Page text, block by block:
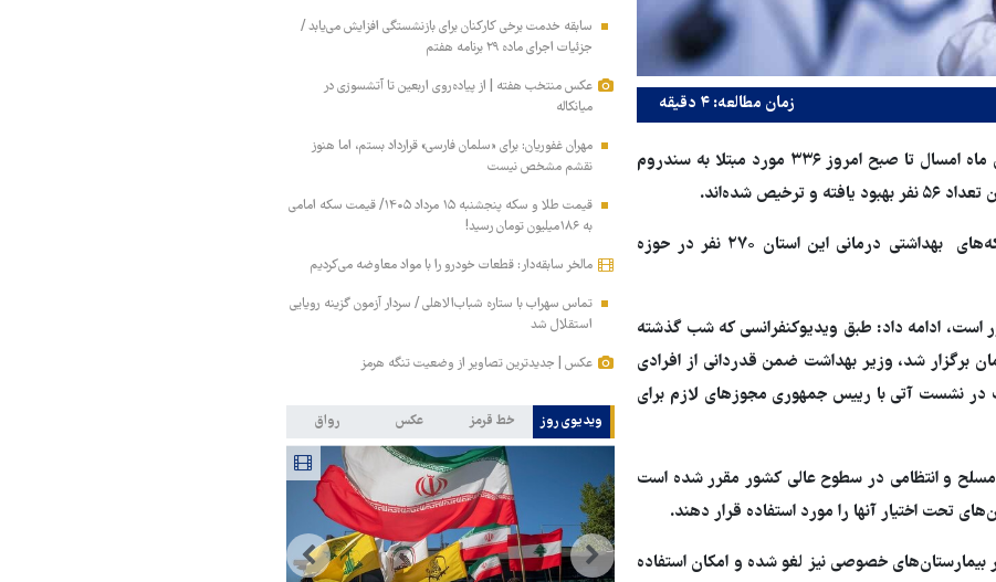
زمان مطالعه: ۴ دقیقه
، دکتر حمیدرضا رحیمی افزود: از ۳۰ بهمن ماه امسال تا صبح امروز ۳۳۶ مورد مبتلا به سندروم
شده‌اند.
وی اظهار داشت: از تعداد بستری شدگان در بیمارستان‌ها و شبکه‌های بهداشتی درمانی این استان ۲۷۰ نفر در حوزه
است، ادامه داد: طبق ویدیوکنفرانسی که شب گذشته
برگزار شد، وزیر بهداشت ضمن قدردانی از افرادی
در نشست آتی با رییس جمهوری مجوزهای لازم برای
و انتظامی در سطوح عالی کشور مقرر شده است
تحت اختیار آنها را مورد استفاده قرار دهند.
خصوصی نیز لغو شده و امکان استفاده
سابقه خدمت برخی کارکنان برای بازنشستگی افزایش می‌یابد /
جزئیات اجرای ماده ۲۹ برنامه هفتم
عکس منتخب هفته | از پیاده‌روی اربعین تا آتشسوزی در
میانکاله
مهران غفوریان: برای «سلمان فارسی» قرارداد بستم، اما هنوز
نقشم مشخص نیست
قیمت طلا و سکه پنجشنبه ۱۵ مرداد ۱۴۰۵/ قیمت سکه امامی
به ۱۸۶میلیون تومان رسید!
مالخر سابقه‌دار: قطعات خودرو را با مواد معاوضه می‌کردیم
تماس سهراب با ستاره شباب‌الاهلی / سردار آزمون گزینه رویایی
استقلال شد
عکس | جدیدترین تصاویر از وضعیت تنگه هرمز
ویدیوی روز خط قرمز عکس رواق